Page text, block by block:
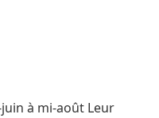
à mi-août Leur